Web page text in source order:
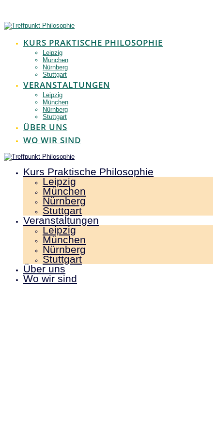
springen
KURS PRAKTISCHE PHILOSOPHIE
Leipzig
München
Nürnberg
Stuttgart
VERANSTALTUNGEN
Leipzig
München
Nürnberg
Stuttgart
ÜBER UNS
WO WIR SIND
Kurs Praktische Philosophie
Leipzig
München
Nürnberg
Stuttgart
Veranstaltungen
Leipzig
München
Nürnberg
Stuttgart
Über uns
Wo wir sind